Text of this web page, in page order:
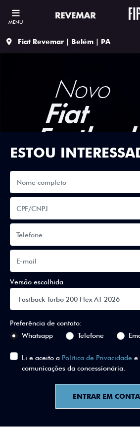
MENU
Fiat Revemar | Belém | PA
ESTOU
Versão escolhida
Preferência de contato:
Whatsapp
Telefone
Li e aceito a Política de Privacidade e
comunicações da concessionária.
ENTRAR EM